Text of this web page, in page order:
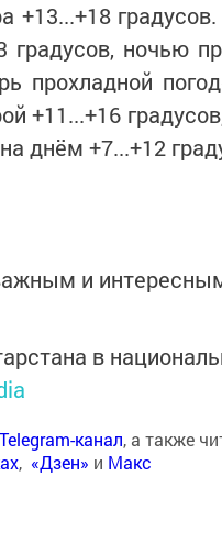
+13...+18
ночью
прохладной
+11...+16
днём +7...+12
и
в
Telegram-канал, а также
, «Дзен» и Макс